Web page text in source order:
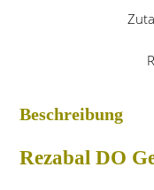
Beschreibung
Rezabal DO